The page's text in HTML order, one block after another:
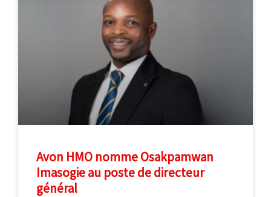
Avon HMO nomme Osakpamwan
Imasogie au poste de directeur
général